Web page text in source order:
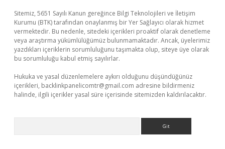
Sitemiz, 5651 Sayılı Kanun gereğince Bilgi Teknolojileri ve İletişim
Kurumu (BTK) tarafından onaylanmış bir Yer Sağlayıcı olarak hizmet
vermektedir. Bu nedenle, sitedeki içerikleri proaktif olarak denetleme
veya araştırma yükümlülüğümüz bulunmamaktadır. Ancak, üyelerimiz
yazdıkları içeriklerin sorumluluğunu taşımakta olup, siteye üye olarak
bu sorumluluğu kabul etmiş sayılırlar.
Hukuka ve yasal düzenlemelere aykırı olduğunu düşündüğünüz
içerikleri, backlinkpanelicomtr@gmail.com adresine bildirmeniz
halinde, ilgili içerikler yasal süre içerisinde sitemizden kaldırılacaktır.